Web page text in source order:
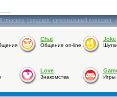
прогноз,гороскоп,персональный гороскоп,
Chat
Общение on-line
Joke
Love
Знакомства Игры